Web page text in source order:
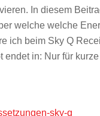
In diesem
welche welche
ich beim Sky Q
endet in: Nur für